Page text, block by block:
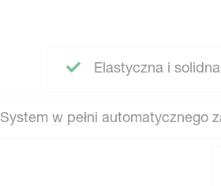
Elastyczna i
System w pełni automatycznego